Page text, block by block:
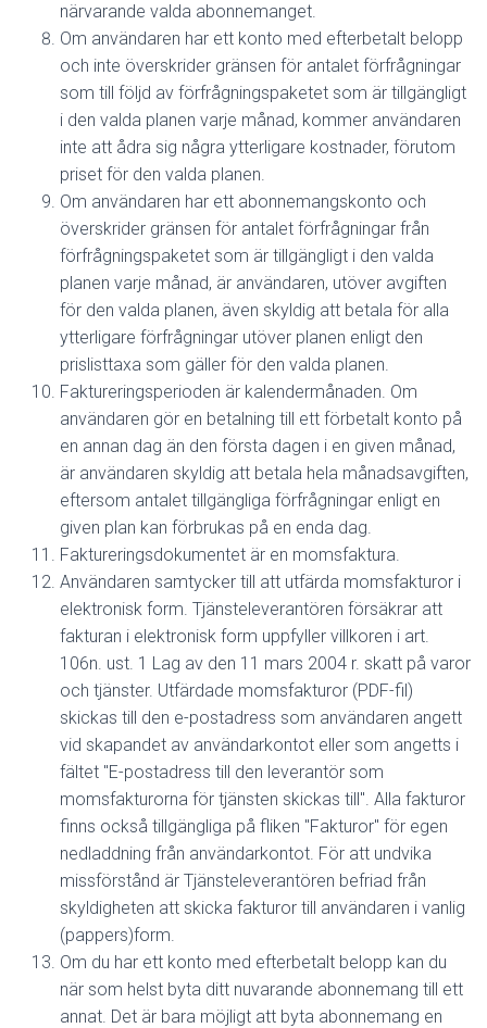
närvarande valda abonnemanget.
Om användaren har ett konto med efterbetalt belopp
och inte överskrider gränsen för antalet förfrågningar
som till följd av förfrågningspaketet som är tillgängligt
i den valda planen varje månad, kommer användaren
inte att ådra sig några ytterligare kostnader, förutom
priset för den valda planen.
Om användaren har ett abonnemangskonto och
överskrider gränsen för antalet förfrågningar från
förfrågningspaketet som är tillgängligt i den valda
planen varje månad, är användaren, utöver avgiften
för den valda planen, även skyldig att betala för alla
ytterligare förfrågningar utöver planen enligt den
prislisttaxa som gäller för den valda planen.
Faktureringsperioden är kalendermånaden. Om
användaren gör en betalning till ett förbetalt konto på
en annan dag än den första dagen i en given månad,
är användaren skyldig att betala hela månadsavgiften,
eftersom antalet tillgängliga förfrågningar enligt en
given plan kan förbrukas på en enda dag.
Faktureringsdokumentet är en momsfaktura.
Användaren samtycker till att utfärda momsfakturor i
elektronisk form. Tjänsteleverantören försäkrar att
fakturan i elektronisk form uppfyller villkoren i art.
106n. ust. 1 Lag av den 11 mars 2004 r. skatt på varor
och tjänster. Utfärdade momsfakturor (PDF-fil)
skickas till den e-postadress som användaren angett
vid skapandet av användarkontot eller som angetts i
fältet "E-postadress till den leverantör som
momsfakturorna för tjänsten skickas till". Alla fakturor
finns också tillgängliga på fliken "Fakturor" för egen
nedladdning från användarkontot. För att undvika
missförstånd är Tjänsteleverantören befriad från
skyldigheten att skicka fakturor till användaren i vanlig
(pappers)form.
Om du har ett konto med efterbetalt belopp kan du
när som helst byta ditt nuvarande abonnemang till ett
annat. Det är bara möjligt att byta abonnemang en